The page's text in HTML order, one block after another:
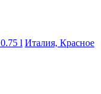
l Италия, Красное